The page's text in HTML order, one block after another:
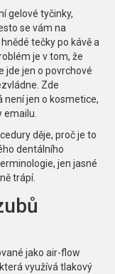
gelové tyčinky,
se vám na
tečky po kávě a
je v tom, že
jde jen o povrchové
Zde
není jen o kosmetice,
děje, proč je to
dentálního
jen jasné
trápí.
jako air-flow
využívá tlakový